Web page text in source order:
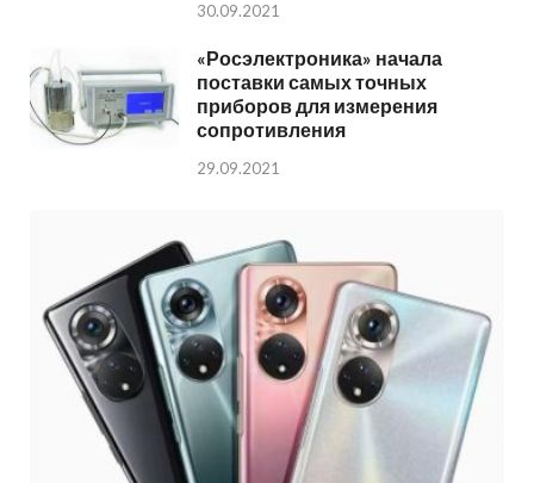
30.09.2021
«Росэлектроника» начала
поставки самых точных
приборов для измерения
сопротивления
29.09.2021